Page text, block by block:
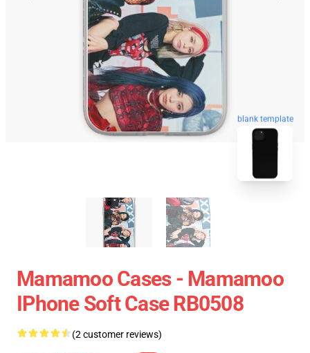
blank template
Mamamoo Cases - Mamamoo
IPhone Soft Case RB0508
(2 customer reviews)